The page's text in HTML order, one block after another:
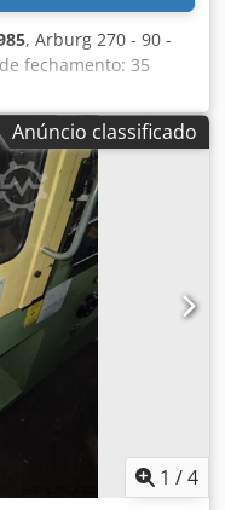
, Arburg 270 - 90 -
fechamento: 35
do parafuso:
cm
Anúncio classificado
1 /4